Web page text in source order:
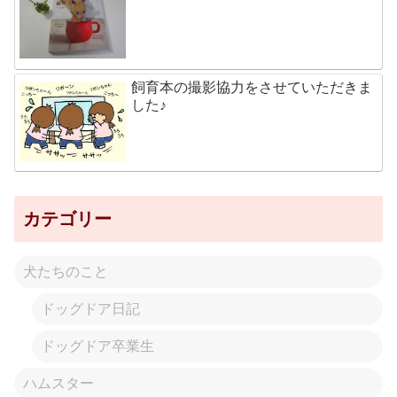
飼育本の撮影協力をさせていただきま
した♪
カテゴリー
犬たちのこと
ドッグドア日記
ドッグドア卒業生
ハムスター